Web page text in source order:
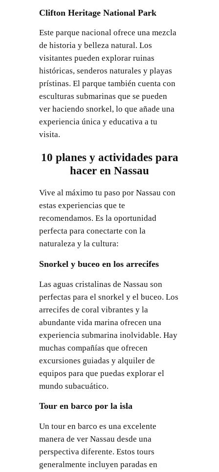
Clifton Heritage National Park
Este parque nacional ofrece una mezcla
de historia y belleza natural. Los
visitantes pueden explorar ruinas
históricas, senderos naturales y playas
prístinas. El parque también cuenta con
esculturas submarinas que se pueden
ver haciendo snorkel, lo que añade una
experiencia única y educativa a tu
visita.
10 planes y actividades para
hacer en Nassau
Vive al máximo tu paso por Nassau con
estas experiencias que te
recomendamos. Es la oportunidad
perfecta para conectarte con la
naturaleza y la cultura:
Snorkel y buceo en los arrecifes
Las aguas cristalinas de Nassau son
perfectas para el snorkel y el buceo. Los
arrecifes de coral vibrantes y la
abundante vida marina ofrecen una
experiencia submarina inolvidable. Hay
muchas compañías que ofrecen
excursiones guiadas y alquiler de
equipos para que puedas explorar el
mundo subacuático.
Tour en barco por la isla
Un tour en barco es una excelente
manera de ver Nassau desde una
perspectiva diferente. Estos tours
generalmente incluyen paradas en